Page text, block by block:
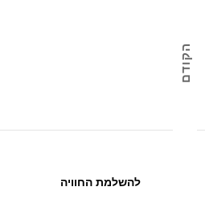
הקודם
מארז מתנה / 7 טוליפים עם אגרטל זכוכית באריזה שקופה
להשלמת החוויה